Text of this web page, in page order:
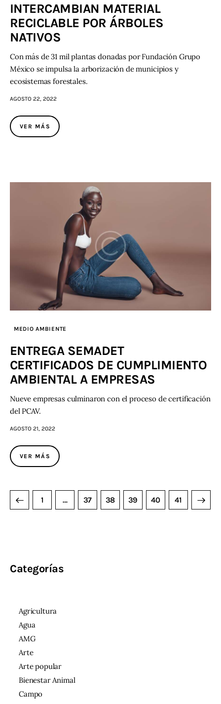
INTERCAMBIAN MATERIAL
RECICLABLE POR ÁRBOLES
NATIVOS
Con más de 31 mil plantas donadas por Fundación Grupo
México se impulsa la arborización de municipios y
ecosistemas forestales.
AGOSTO 22, 2022
VER MÁS
MEDIO AMBIENTE
ENTREGA SEMADET
CERTIFICADOS DE CUMPLIMIENTO
AMBIENTAL A EMPRESAS
Nueve empresas culminaron con el proceso de certificación
del PCAV.
AGOSTO 21, 2022
VER MÁS
1 … 37 38 39 40 41
>
Categorías
Agricultura
Agua
AMG
Arte
Arte popular
Bienestar Animal
Campo